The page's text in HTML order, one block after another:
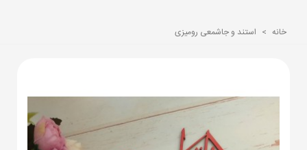
خانه > استند و جاشمعی رومیزی